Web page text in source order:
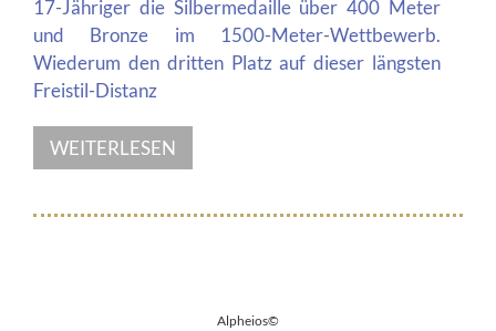
17-Jähriger die Silbermedaille über 400 Meter
und Bronze im 1500-Meter-Wettbewerb.
Wiederum den dritten Platz auf dieser längsten
Freistil-Distanz
WEITERLESEN
Alpheios©